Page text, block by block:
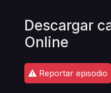
Descargar
Online
Reportar episodio